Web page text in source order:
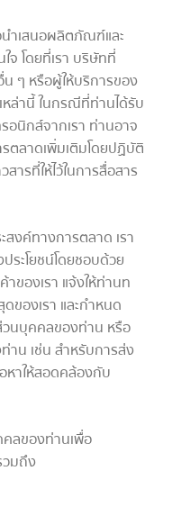
ำเสนอผลิตภัณฑ์และ
จ โดยที่เรา บริษัทที่
ๆ หรือผู้ให้บริการของ
ล่านี้ ในกรณีที่ท่านได้รับ
อนิกส์จากเรา ท่านอาจ
ตลาดเพิ่มเติมโดยปฏิบัติ
ารที่ให้ไว้ในการสื่อสาร
สงค์ทางการตลาด เรา
ระโยชน์โดยชอบด้วย
ของเรา แจ้งให้ท่านท
ของเรา และกำหนด
นบุคคลของท่าน หรือ
าน เช่น สำหรับการส่ง
หาให้สอดคล้องกับ
ลของท่านเพื่อ
มถึง